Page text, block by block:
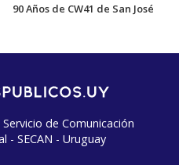
90 Años de CW41 de San José
de Comunicación
- SECAN - Uruguay